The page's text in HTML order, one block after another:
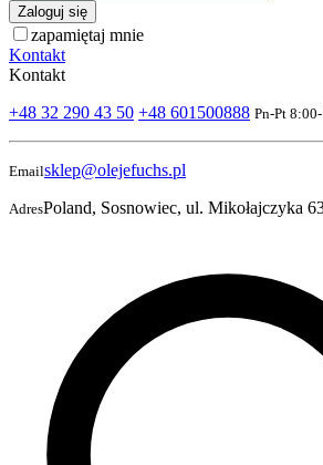
Zaloguj się
zapamiętaj mnie
Kontakt
Kontakt
+48 32 290 43 50 +48 601500888 Pn-Pt
Emailsklep@olejefuchs.pl
AdresPoland, Sosnowiec, ul. Mikołajczyka